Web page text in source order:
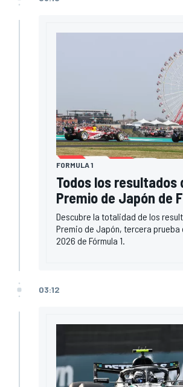
FORMULA 1
Todos los resultados
Premio de Japón de
Descubre la totalidad de los
Premio de Japón, tercera prueba
2026 de Fórmula 1.
03:12